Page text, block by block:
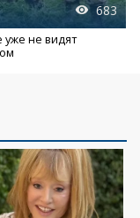
683
не видят